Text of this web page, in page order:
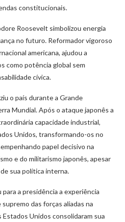
constitucionais.
Roosevelt simbolizou energia
no futuro. Reformador vigoroso
americana, ajudou a
como potência global sem
cívica.
o país durante a Grande
Mundial. Após o ataque japonês a
capacidade industrial,
Unidos, transformando-os no
papel decisivo na
e do militarismo japonês, apesar
sua política interna.
a presidência a experiência
das forças aliadas na
Estados Unidos consolidaram sua